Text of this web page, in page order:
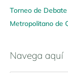
Torneo de
Metropolitano de
Navega aquí